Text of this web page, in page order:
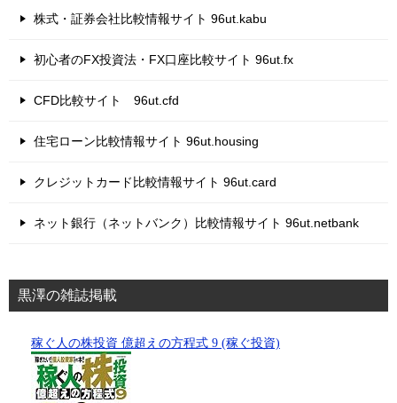
株式・証券会社比較情報サイト 96ut.kabu
初心者のFX投資法・FX口座比較サイト 96ut.fx
CFD比較サイト 96ut.cfd
住宅ローン比較情報サイト 96ut.housing
クレジットカード比較情報サイト 96ut.card
ネット銀行（ネットバンク）比較情報サイト 96ut.netbank
黒澤の雑誌掲載
稼ぐ人の株投資 億超えの方程式 9 (稼ぐ投資)